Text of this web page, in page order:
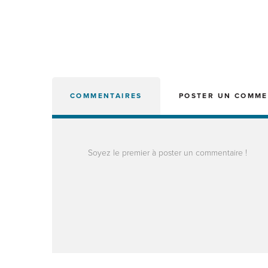
COMMENTAIRES POSTER UN
Soyez le premier à poster un commentaire !